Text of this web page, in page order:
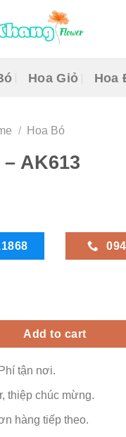
Hoa Giỏ Hoa
/ Hoa Bó
AK613
Add to cart
tận nơi.
thiệp chúc mừng.
hàng tiếp theo.